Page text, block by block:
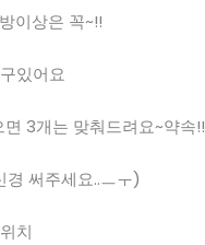
이상은 꼭~!!
있어요
3개는 맞춰드려요~약속!!
써주세요..ㅡㅜ)
치